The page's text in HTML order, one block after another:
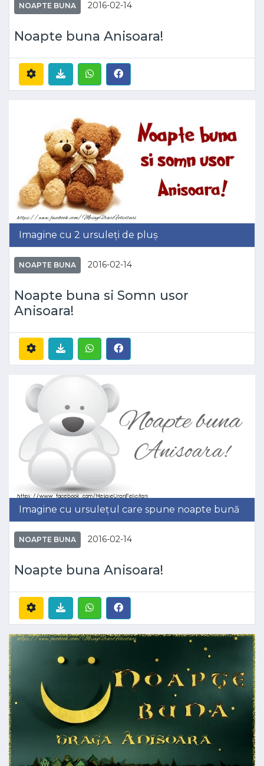
NOAPTE BUNA 2016-02-14
Noapte buna Anisoara!
Imagine cu 2 ursuleți de pluș
NOAPTE BUNA 2016-02-14
Noapte buna si Somn usor
Anisoara!
Imagine cu ursulețul care spune noapte bună
NOAPTE BUNA 2016-02-14
Noapte buna Anisoara!